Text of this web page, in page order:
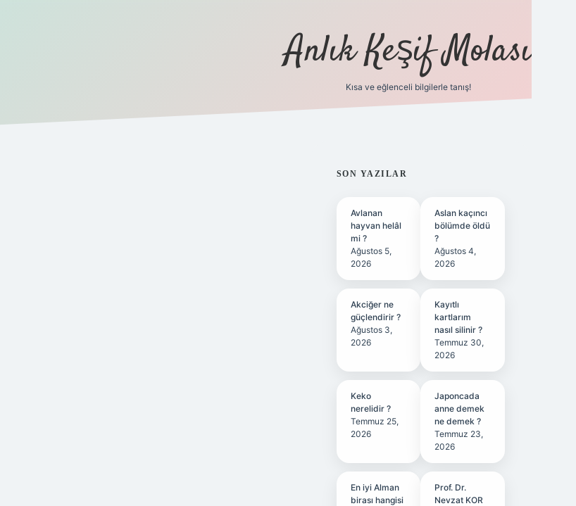
Anlık Keşif Molası
Kısa ve eğlenceli bilgilerle tanış!
SIDEBAR
SON YAZILAR
Avlanan
hayvan helâl
mi ?
Ağustos 5,
2026
Aslan kaçıncı
bölümde öldü
?
Ağustos 4,
2026
Akciğer ne
güçlendirir ?
Ağustos 3,
2026
Kayıtlı
kartlarım
nasıl silinir ?
Temmuz 30,
2026
Keko
nerelidir ?
Temmuz 25,
2026
Japoncada
anne demek
ne demek ?
Temmuz 23,
2026
En iyi Alman
birası hangisi
Prof. Dr.
Nevzat KOR